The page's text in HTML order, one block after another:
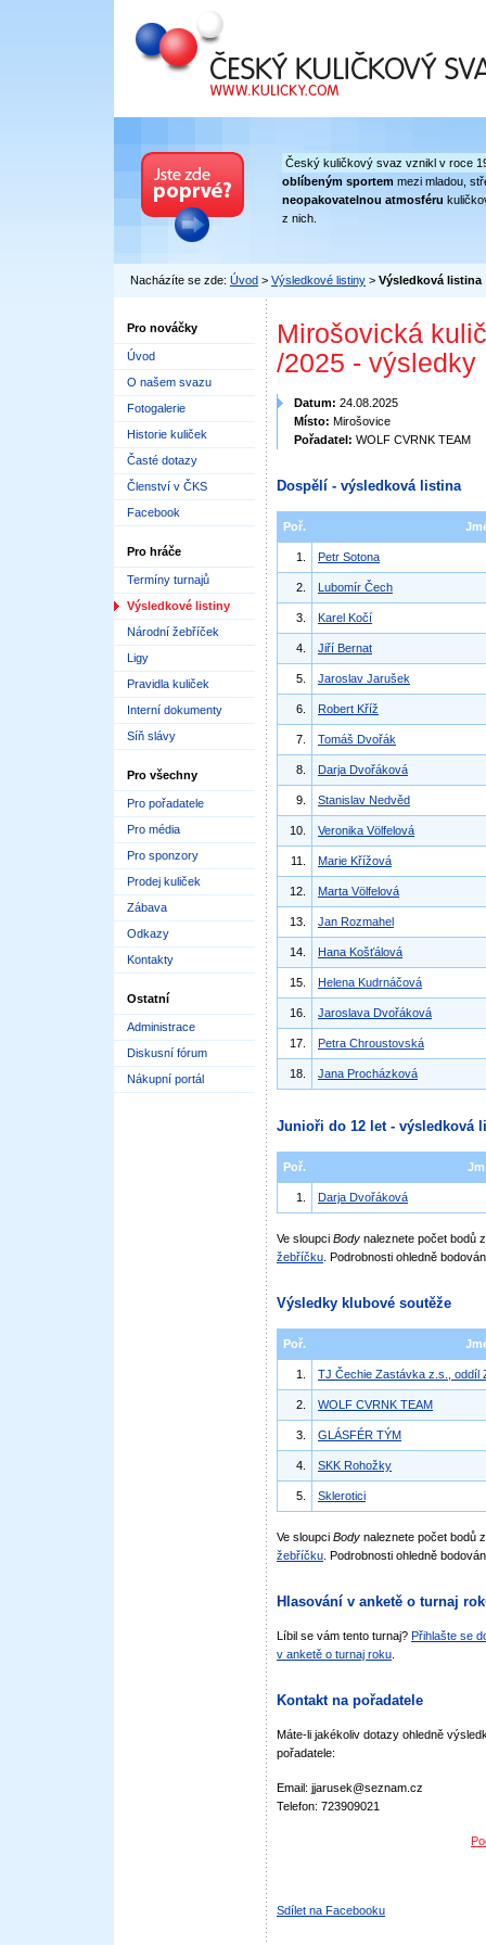
Český kuličkový svaz
Český kuličkový svaz vznikl v roce
oblíbeným sportem mezi mladou,
neopakovatelnou atmosféru
z nich.
Nacházíte se zde: Úvod > Výsledkové listiny > Výsledková listina
Pro nováčky
Úvod
O našem svazu
Fotogalerie
Historie kuliček
Časté dotazy
Členství v ČKS
Facebook
Pro hráče
Termíny turnajů
Výsledkové listiny
Národní žebříček
Ligy
Pravidla kuliček
Interní dokumenty
Síň slávy
Pro všechny
Pro pořadatele
Pro média
Pro sponzory
Prodej kuliček
Zábava
Odkazy
Kontakty
Ostatní
Administrace
Diskusní fórum
Nákupní portál
Mirošovická
/2025 - výsledky
Datum: 24.08.2025
Místo: Mirošovice
Pořadatel: WOLF CVRNK TEAM
Dospělí - výsledková listina
Poř.
1. Petr Sotona
2. Lubomír Čech
3. Karel Kočí
4. Jiří Bernat
5. Jaroslav Jarušek
6. Robert Kříž
7. Tomáš Dvořák
8. Darja Dvořáková
9. Stanislav Nedvěd
10. Veronika Völfelová
11. Marie Křížová
12. Marta Völfelová
13. Jan Rozmahel
14. Hana Košťálová
15. Helena Kudrnáčová
16. Jaroslava Dvořáková
17. Petra Chroustovská
18. Jana Procházková
Junioři do 12 let - výsledková
Poř.
1. Darja Dvořáková
Ve sloupci Body naleznete počet bodů
žebříčku . Podrobnosti ohledně
Výsledky klubové soutěže
Poř.
1. TJ Čechie Zastávka z.s., oddíl
2. WOLF CVRNK TEAM
3. GLÁSFÉR TÝM
4. SKK Rohožky
5. Sklerotici
Ve sloupci Body naleznete počet bodů
žebříčku . Podrobnosti ohledně
Hlasování v anketě o turnaj
Líbil se vám tento turnaj? Přihlašte se
v anketě o turnaj roku
Kontakt na pořadatele
Máte-li jakékoliv dotazy ohledně
pořadatele:
Email: jjarusek@seznam.cz
Telefon: 723909021
Sdílet na Facebooku